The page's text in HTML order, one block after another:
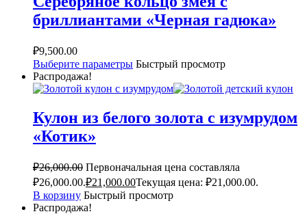
бриллиантами «Черная гадюка»
₽9,500.00
Выберите параметры Быстрый просмотр
Распродажа!
Кулон из белого золота с изумрудом
«Котик»
₽26,000.00 Первоначальная цена составляла
₽26,000.00.₽21,000.00Текущая цена: ₽21,000.00.
В корзину Быстрый просмотр
Распродажа!